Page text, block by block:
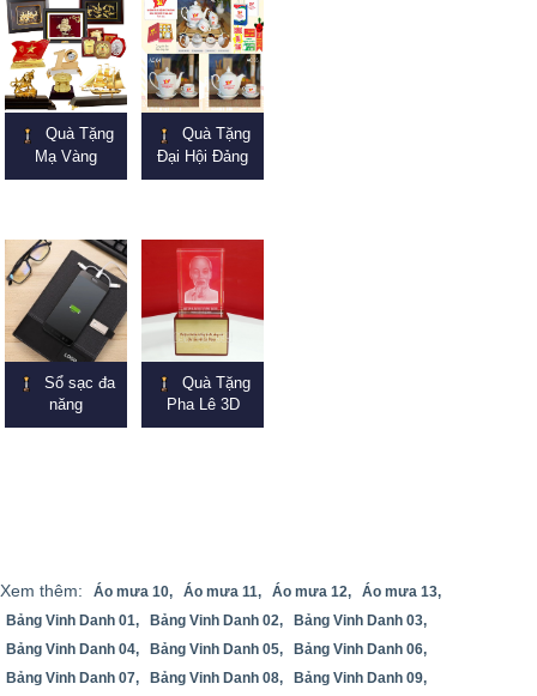
Quà Tặng
Mạ Vàng
Quà Tặng
Đại Hội Đảng
Sổ sạc đa
năng
Quà Tặng
Pha Lê 3D
Xem thêm: Áo mưa 10, Áo mưa 11, Áo mưa 12,
Áo mưa 13,
Bảng Vinh Danh 01,
Bảng Vinh Danh 02,
Bảng Vinh Danh 03,
Bảng Vinh Danh 04,
Bảng Vinh Danh 05,
Bảng Vinh Danh 06,
Bảng Vinh Danh 07,
Bảng Vinh Danh 08,
Bảng Vinh Danh 09,